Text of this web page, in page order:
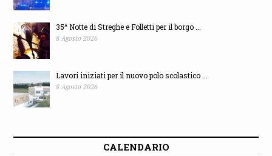
35^ Notte di Streghe e Folletti per il borgo ...
8 Agosto 2026
Lavori iniziati per il nuovo polo scolastico ...
8 Agosto 2026
CALENDARIO